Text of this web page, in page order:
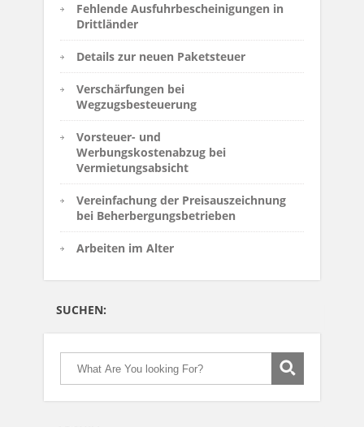
Fehlende Ausfuhrbescheinigungen in
Drittländer
Details zur neuen Paketsteuer
Verschärfungen bei
Wegzugsbesteuerung
Vorsteuer- und
Werbungskostenabzug bei
Vermietungsabsicht
Vereinfachung der Preisauszeichnung
bei Beherbergungsbetrieben
Arbeiten im Alter
SUCHEN: